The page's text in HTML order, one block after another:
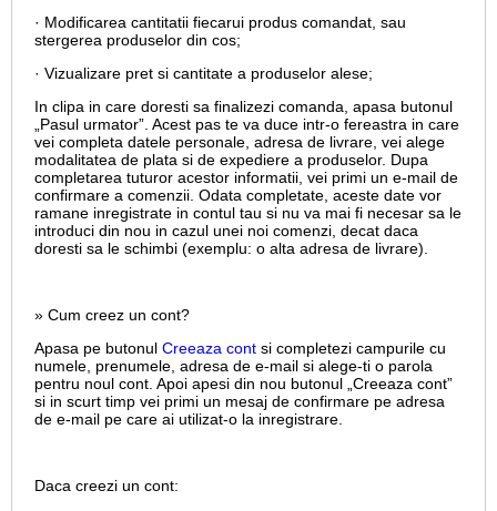
· Modificarea cantitatii fiecarui produs comandat, sau
stergerea produselor din cos;
· Vizualizare pret si cantitate a produselor alese;
In clipa in care doresti sa finalizezi comanda, apasa butonul
„Pasul urmator”. Acest pas te va duce intr-o fereastra in care
vei completa datele personale, adresa de livrare, vei alege
modalitatea de plata si de expediere a produselor. Dupa
completarea tuturor acestor informatii, vei primi un e-mail de
confirmare a comenzii. Odata completate, aceste date vor
ramane inregistrate in contul tau si nu va mai fi necesar sa le
introduci din nou in cazul unei noi comenzi, decat daca
doresti sa le schimbi (exemplu: o alta adresa de livrare).
» Cum creez un cont?
Apasa pe butonul Creeaza cont si completezi campurile cu
numele, prenumele, adresa de e-mail si alege-ti o parola
pentru noul cont. Apoi apesi din nou butonul „Creeaza cont”
si in scurt timp vei primi un mesaj de confirmare pe adresa
de e-mail pe care ai utilizat-o la inregistrare.
Daca creezi un cont: